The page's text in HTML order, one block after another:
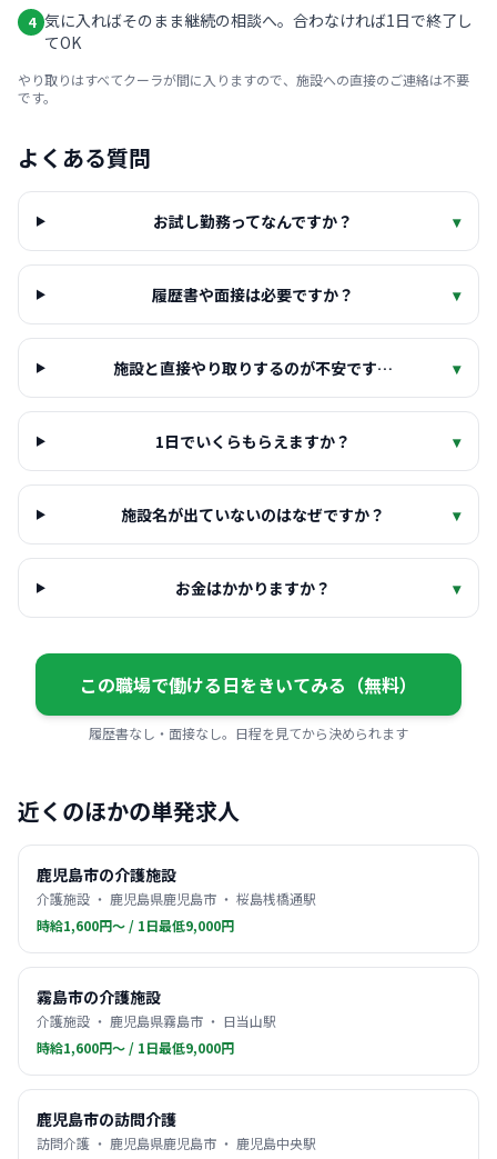
4 気に入ればそのまま継続の相談へ。合わなければ1日で終了し
てOK
やり取りはすべてクーラが間に入りますので、施設への直接のご連絡は不要
です。
よくある質問
お試し勤務ってなんですか？ ▾
履歴書や面接は必要ですか？ ▾
施設と直接やり取りするのが不安です… ▾
1日でいくらもらえますか？ ▾
施設名が出ていないのはなぜですか？ ▾
お金はかかりますか？ ▾
この職場で働ける日をきいてみる（無料）
履歴書なし・面接なし。日程を見てから決められます
近くのほかの単発求人
鹿児島市の介護施設
介護施設 ・ 鹿児島県鹿児島市 ・ 桜島桟橋通駅
時給1,600円〜 / 1日最低9,000円
霧島市の介護施設
介護施設 ・ 鹿児島県霧島市 ・ 日当山駅
時給1,600円〜 / 1日最低9,000円
鹿児島市の訪問介護
訪問介護 ・ 鹿児島県鹿児島市 ・ 鹿児島中央駅